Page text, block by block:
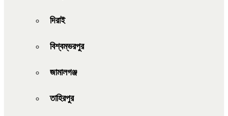
দিরাই
বিশ্বম্ভরপুর
জামালগঞ্জ
তাহিরপুর